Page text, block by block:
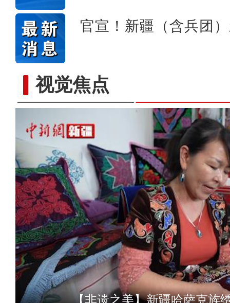
官宣！新疆（含兵团
视觉焦点[非遗之美]刀尖上的工艺
【非遗之美】新疆哈萨克族